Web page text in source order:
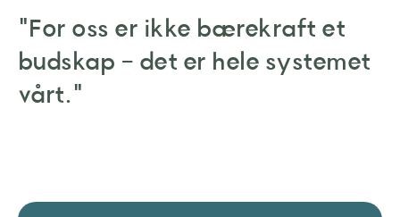
"For oss er ikke bærekraft et
budskap - det er hele systemet
vårt."